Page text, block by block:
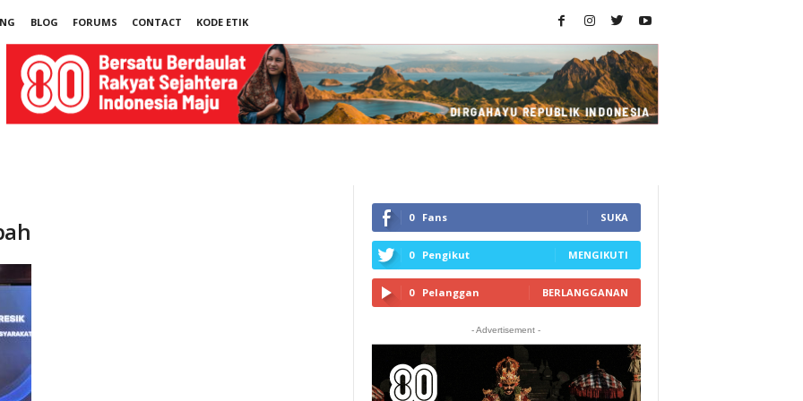
BLOG FORUMS CONTACT
KODE ETIK
0 Fans SUKA
0 Pengikut MENGIKUTI
0 Pelanggan BERLANGGANAN
- Advertisement -